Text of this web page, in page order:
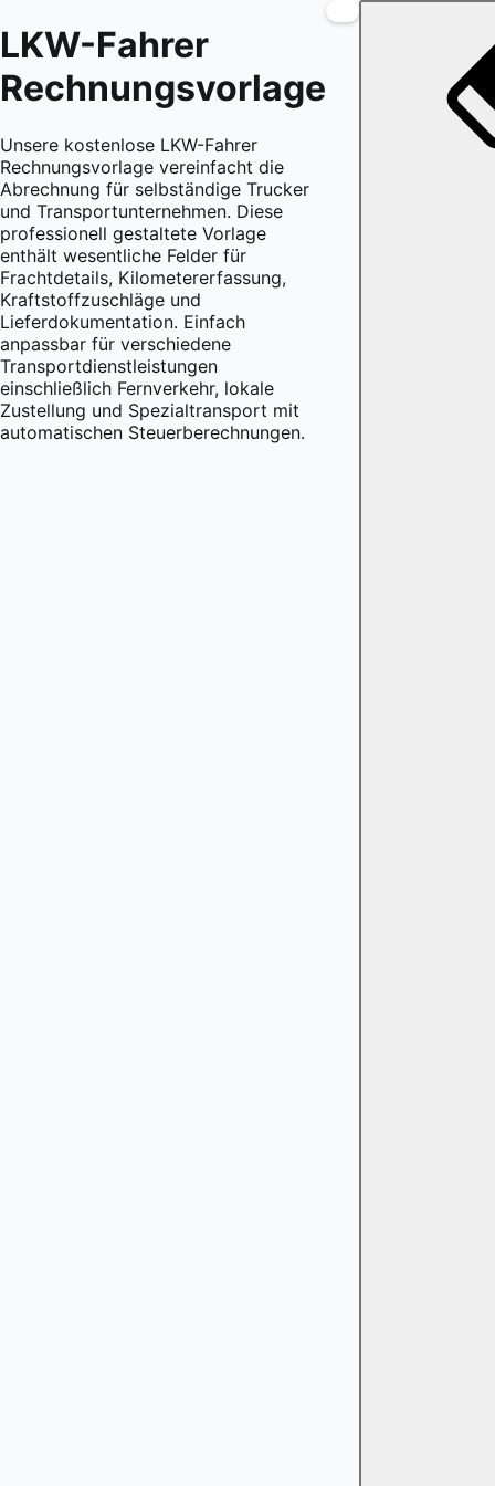
LKW-Fahrer
Rechnungsvorlage
Unsere kostenlose LKW-Fahrer
Rechnungsvorlage vereinfacht die
Abrechnung für selbständige Trucker
und Transportunternehmen. Diese
professionell gestaltete Vorlage
enthält wesentliche Felder für
Frachtdetails, Kilometererfassung,
Kraftstoffzuschläge und
Lieferdokumentation. Einfach
anpassbar für verschiedene
Transportdienstleistungen
einschließlich Fernverkehr, lokale
Zustellung und Spezialtransport mit
automatischen Steuerberechnungen.